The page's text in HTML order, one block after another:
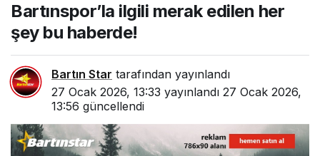
Bartınspor’la ilgili merak edilen her
şey bu haberde!
Bartın Star tarafından yayınlandı
27 Ocak 2026, 13:33 yayınlandı 27 Ocak 2026,
13:56 güncellendi